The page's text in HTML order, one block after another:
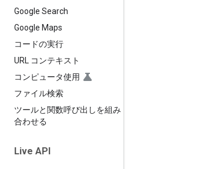
Google Search
Google Maps
コードの実行
URL コンテキスト
コンピュータ使用
ファイル検索
ツールと関数呼び出しを組み
合わせる
Live API